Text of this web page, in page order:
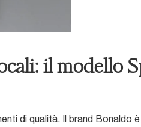
il modello
di qualità. Il brand Bonaldo